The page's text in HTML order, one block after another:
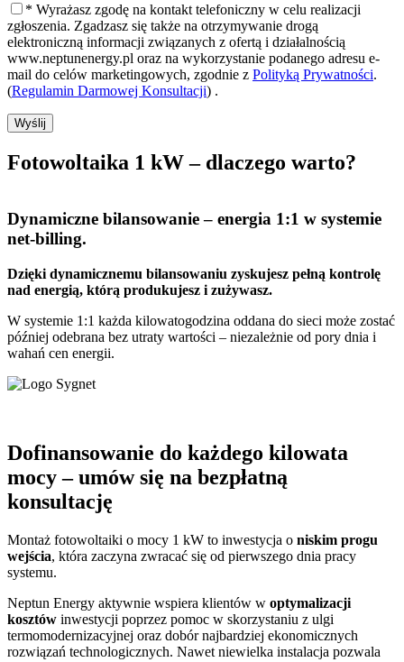
* Wyrażasz zgodę na kontakt telefoniczny w celu realizacji
zgłoszenia. Zgadzasz się także na otrzymywanie drogą
elektroniczną informacji związanych z ofertą i działalnością
www.neptunenergy.pl oraz na wykorzystanie podanego adresu e-
mail do celów marketingowych, zgodnie z Polityką Prywatności.
(Regulamin Darmowej Konsultacji) .
Wyślij
Fotowoltaika 1 kW – dlaczego warto?
Dynamiczne bilansowanie– energia 1:1 w systemie
net-billing.
Dzięki dynamicznemu bilansowaniu zyskujesz pełną kontrolę
nad energią, którą produkujesz i zużywasz.
W systemie 1:1 każda kilowatogodzina oddana do sieci może zostać
później odebrana bez utraty wartości – niezależnie od pory dnia i
wahań cen energii.
Dofinansowanie do każdego kilowata
mocy – umów się na bezpłatną
konsultację
Montaż fotowoltaiki o mocy 1 kW to inwestycja o niskim progu
wejścia, która zaczyna zwracać się od pierwszego dnia pracy
systemu.
Neptun Energy aktywnie wspiera klientów w optymalizacji
kosztów inwestycji poprzez pomoc w skorzystaniu z ulgi
termomodernizacyjnej oraz dobór najbardziej ekonomicznych
rozwiązań technologicznych. Nawet niewielka instalacja pozwala